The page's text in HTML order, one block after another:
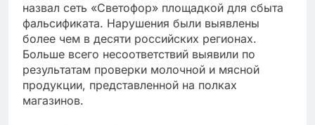
назвал сеть «Светофор» площадкой для сбыта
фальсификата. Нарушения были выявлены
более чем в десяти российских регионах.
Больше всего несоответствий выявили по
результатам проверки молочной и мясной
продукции, представленной на полках
магазинов.